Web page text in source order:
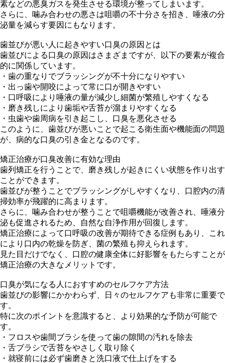
素などの悪臭ガスを発生させる環境が整ってしまいます。
さらに、噛み合わせの悪さは咀嚼の不十分さを招き、唾液の分
泌量を減らす要因にもなります。
歯並びが悪い人に起きやすい口臭の原因とは
歯並びによる口臭の原因はさまざまですが、以下の要素が複合
的に関係しています。
・歯の重なりでブラッシングが不十分になりやすい
・出っ歯や開咬によって常に口が開きやすい
・口呼吸により唾液の量が減少し細菌が繁殖しやすくなる
・磨き残しにより歯垢や舌苔が溜まりやすくなる
・虫歯や歯周病を引き起こし、口臭を悪化させる
このように、歯並びが悪いことで起こる衛生面や機能面の問題
が、病的な口臭の引き金となるのです。
矯正治療が口臭改善に有効な理由
歯列矯正を行うことで、磨き残しが起きにくい状態を作り出す
ことができます。
歯並びが整うことでブラッシングがしやすくなり、口腔内の清
掃効率が飛躍的に高まります。
さらに、噛み合わせが整うことで咀嚼機能が改善され、唾液分
泌も促進されるため、自然な自浄作用が回復します。
矯正治療によって口呼吸の改善が期待できる症例もあり、これ
により口内の乾燥を防ぎ、菌の繁殖も抑えられます。
見た目だけでなく、口腔の健康全体に好影響をもたらすことが
矯正治療の大きなメリットです。
口臭が気になる人におすすめのセルフケア方法
歯並びの影響にかかわらず、日々のセルフケアも非常に重要で
す。
特に次のポイントを意識すると、より効果的な予防が可能で
す。
・フロスや歯間ブラシを使って歯の隙間の汚れを除去
・舌ブラシで舌苔をやさしく取り除く
・就寝前には必ず歯磨きと洗口液で仕上げをする